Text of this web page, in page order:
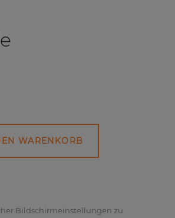
WARENKORB
Bildschirmeinstellungen zu